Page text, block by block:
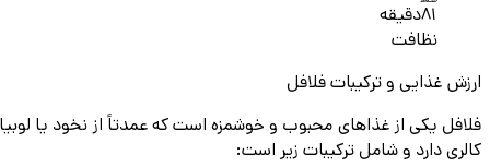
81دقیقه
نظافت
ارزش غذایی و ترکیبات فلافل
کالری دارد و شامل ترکیبات زیر است: